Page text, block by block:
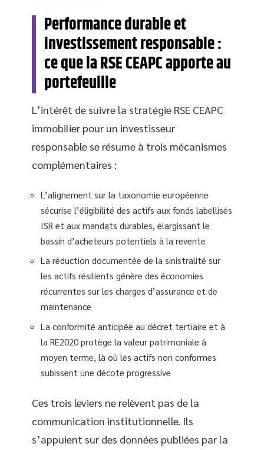
Performance durable et
investissement responsable :
ce que la RSE CEAPC apporte au
portefeuille
L’intérêt de suivre la stratégie RSE CEAPC
immobilier pour un investisseur
responsable se résume à trois mécanismes
complémentaires :
L’alignement sur la taxonomie européenne
sécurise l’éligibilité des actifs aux fonds labellisés
ISR et aux mandats durables, élargissant le
bassin d’acheteurs potentiels à la revente
La réduction documentée de la sinistralité sur
les actifs résilients génère des économies
récurrentes sur les charges d’assurance et de
maintenance
La conformité anticipée au décret tertiaire et à
la RE2020 protège la valeur patrimoniale à
moyen terme, là où les actifs non conformes
subissent une décote progressive
Ces trois leviers ne relèvent pas de la
communication institutionnelle. Ils
s’appuient sur des données publiées par la